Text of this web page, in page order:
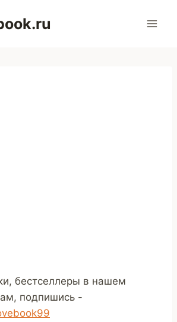
бестселлеры в нашем
подпишись -